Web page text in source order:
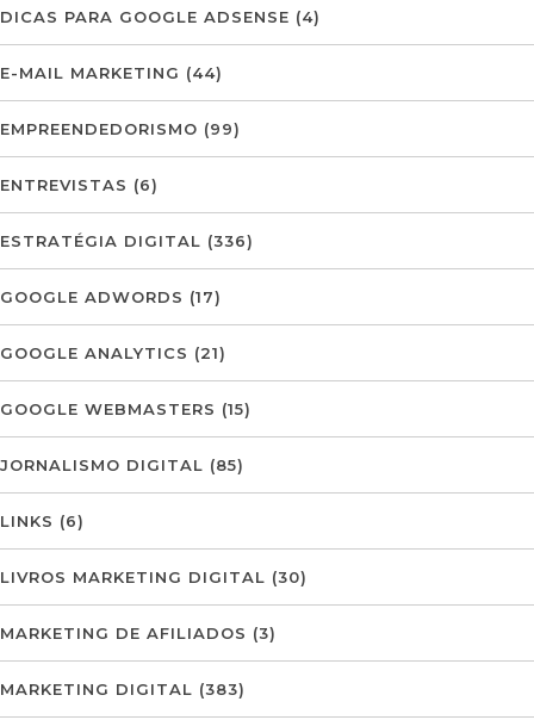
DICAS PARA GOOGLE ADSENSE (4)
E-MAIL MARKETING (44)
EMPREENDEDORISMO (99)
ENTREVISTAS (6)
ESTRATÉGIA DIGITAL (336)
GOOGLE ADWORDS (17)
GOOGLE ANALYTICS (21)
GOOGLE WEBMASTERS (15)
JORNALISMO DIGITAL (85)
LINKS (6)
LIVROS MARKETING DIGITAL (30)
MARKETING DE AFILIADOS (3)
MARKETING DIGITAL (383)